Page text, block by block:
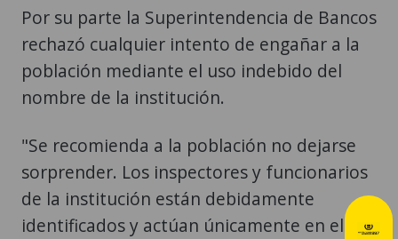
Por su parte la Superintendencia de Bancos
rechazó cualquier intento de engañar a la
población mediante el uso indebido del
nombre de la institución.
"Se recomienda a la población no dejarse
sorprender. Los inspectores y funcionarios
de la institución están debidamente
identificados y actúan únicamente en el